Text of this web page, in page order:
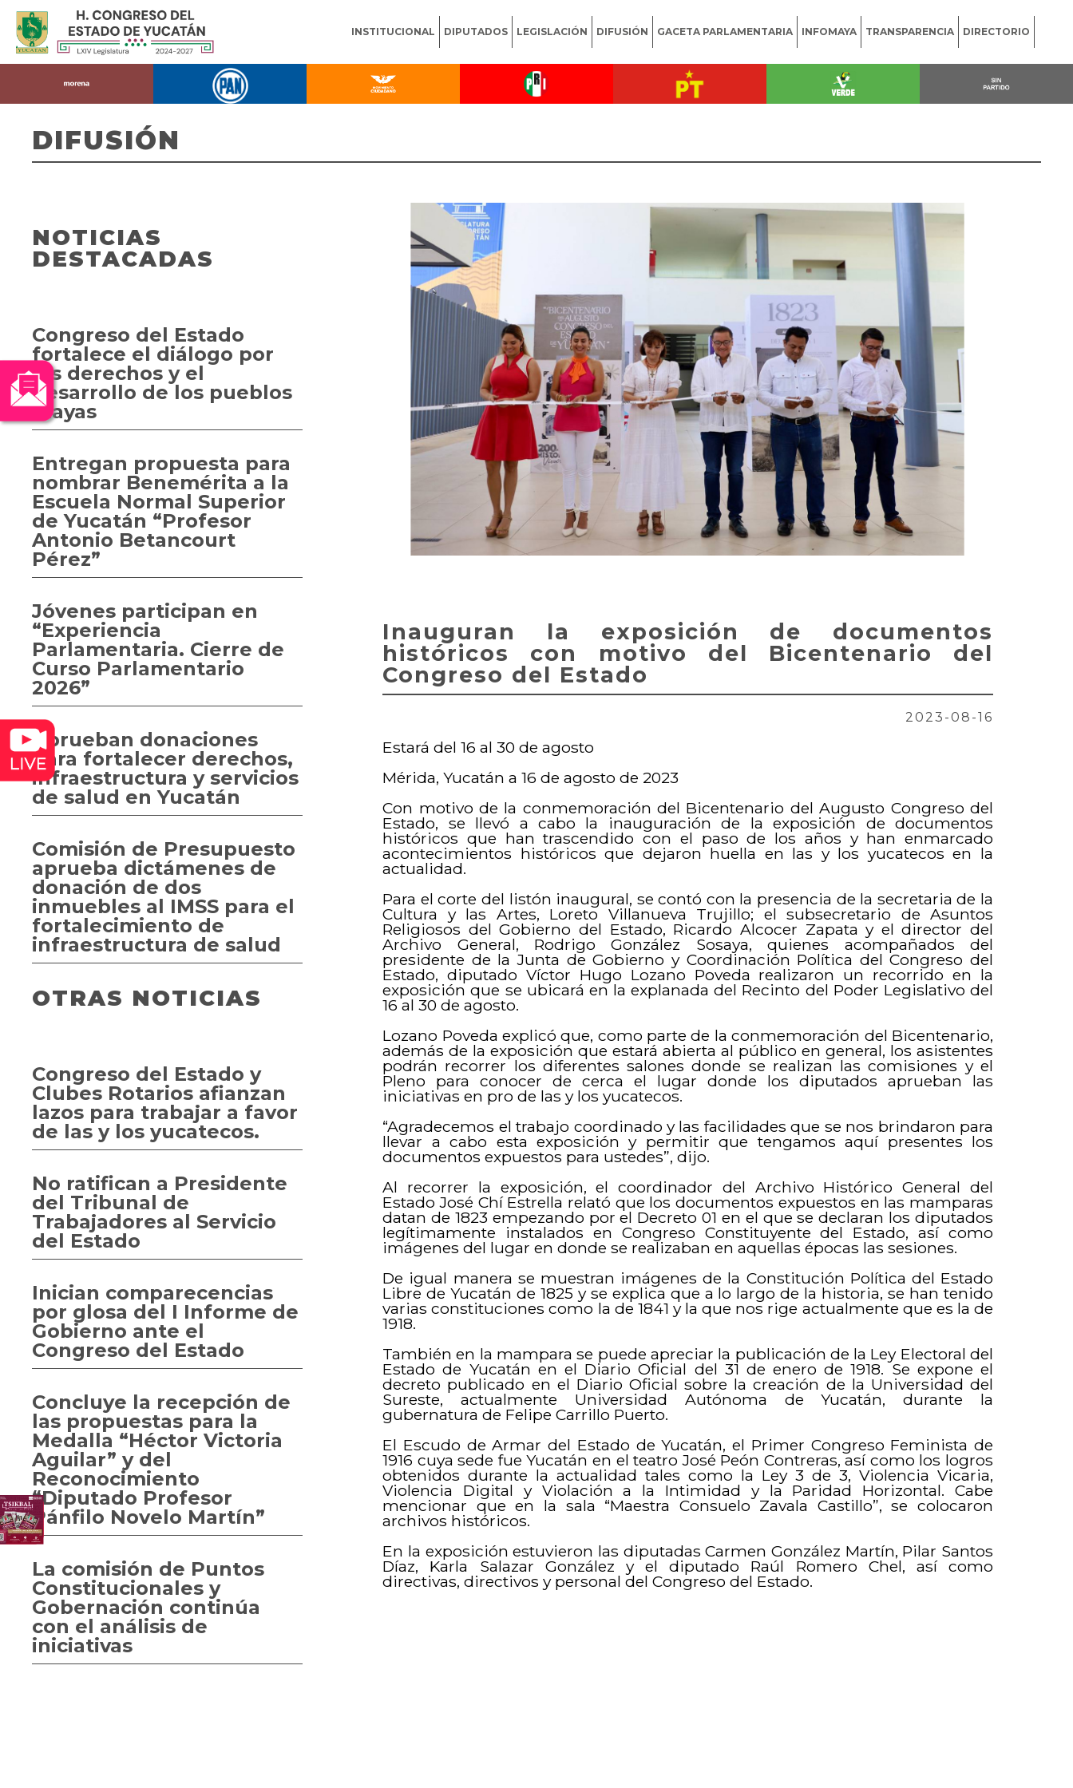
INSTITUCIONAL DIPUTADOS LEGISLACIÓN DIFUSIÓN GACETA PARLAMENTARIA INFOMAYA TRANSPARENCIA DIRECTORIO
DIFUSIÓN
Inauguran la exposición de documentos
históricos con motivo del Bicentenario del
Congreso del Estado
2023-08-16
Estará del 16 al 30 de agosto
Mérida, Yucatán a 16 de agosto de 2023
Con motivo de la conmemoración del Bicentenario del Augusto Congreso del
Estado, se llevó a cabo la inauguración de la exposición de documentos
históricos que han trascendido con el paso de los años y han enmarcado
acontecimientos históricos que dejaron huella en las y los yucatecos en la
actualidad.
Para el corte del listón inaugural, se contó con la presencia de la secretaria de la
Cultura y las Artes, Loreto Villanueva Trujillo; el subsecretario de Asuntos
Religiosos del Gobierno del Estado, Ricardo Alcocer Zapata y el director del
Archivo General, Rodrigo González Sosaya, quienes acompañados del
presidente de la Junta de Gobierno y Coordinación Política del Congreso del
Estado, diputado Víctor Hugo Lozano Poveda realizaron un recorrido en la
exposición que se ubicará en la explanada del Recinto del Poder Legislativo del
16 al 30 de agosto.
Lozano Poveda explicó que, como parte de la conmemoración del Bicentenario,
además de la exposición que estará abierta al público en general, los asistentes
podrán recorrer los diferentes salones donde se realizan las comisiones y el
Pleno para conocer de cerca el lugar donde los diputados aprueban las
iniciativas en pro de las y los yucatecos.
“Agradecemos el trabajo coordinado y las facilidades que se nos brindaron para
llevar a cabo esta exposición y permitir que tengamos aquí presentes los
documentos expuestos para ustedes”, dijo.
Al recorrer la exposición, el coordinador del Archivo Histórico General del
Estado José Chí Estrella relató que los documentos expuestos en las mamparas
datan de 1823 empezando por el Decreto 01 en el que se declaran los diputados
legítimamente instalados en Congreso Constituyente del Estado, así como
imágenes del lugar en donde se realizaban en aquellas épocas las sesiones.
De igual manera se muestran imágenes de la Constitución Política del Estado
Libre de Yucatán de 1825 y se explica que a lo largo de la historia, se han tenido
varias constituciones como la de 1841 y la que nos rige actualmente que es la de
1918.
También en la mampara se puede apreciar la publicación de la Ley Electoral del
Estado de Yucatán en el Diario Oficial del 31 de enero de 1918. Se expone el
decreto publicado en el Diario Oficial sobre la creación de la Universidad del
Sureste, actualmente Universidad Autónoma de Yucatán, durante la
gubernatura de Felipe Carrillo Puerto.
El Escudo de Armar del Estado de Yucatán, el Primer Congreso Feminista de
1916 cuya sede fue Yucatán en el teatro José Peón Contreras, así como los logros
obtenidos durante la actualidad tales como la Ley 3 de 3, Violencia Vicaria,
Violencia Digital y Violación a la Intimidad y la Paridad Horizontal. Cabe
mencionar que en la sala “Maestra Consuelo Zavala Castillo”, se colocaron
archivos históricos.
En la exposición estuvieron las diputadas Carmen González Martín, Pilar Santos
Díaz, Karla Salazar González y el diputado Raúl Romero Chel, así como
directivas, directivos y personal del Congreso del Estado.
NOTICIAS
DESTACADAS
Congreso del Estado
fortalece el diálogo por
los derechos y el
desarrollo de los pueblos
mayas
Entregan propuesta para
nombrar Benemérita a la
Escuela Normal Superior
de Yucatán “Profesor
Antonio Betancourt
Pérez”
Jóvenes participan en
“Experiencia
Parlamentaria. Cierre de
Curso Parlamentario
2026”
Aprueban donaciones
para fortalecer derechos,
infraestructura y servicios
de salud en Yucatán
Comisión de Presupuesto
aprueba dictámenes de
donación de dos
inmuebles al IMSS para el
fortalecimiento de
infraestructura de salud
OTRAS NOTICIAS
Congreso del Estado y
Clubes Rotarios afianzan
lazos para trabajar a favor
de las y los yucatecos.
No ratifican a Presidente
del Tribunal de
Trabajadores al Servicio
del Estado
Inician comparecencias
por glosa del I Informe de
Gobierno ante el
Congreso del Estado
Concluye la recepción de
las propuestas para la
Medalla “Héctor Victoria
Aguilar” y del
Reconocimiento
“Diputado Profesor
Pánfilo Novelo Martín”
La comisión de Puntos
Constitucionales y
Gobernación continúa
con el análisis de
iniciativas